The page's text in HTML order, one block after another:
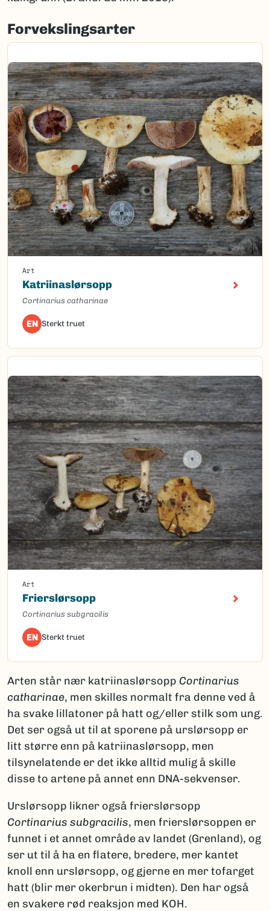
Forvekslingsarter
Art
Katriinaslørsopp
Cortinarius catharinae
EN Sterkt truet
Art
Frierslørsopp
Cortinarius subgracilis
EN Sterkt truet
Arten står nær katriinaslørsopp Cortinarius
catharinae, men skilles normalt fra denne ved å
ha svake lillatoner på hatt og/eller stilk som ung.
Det ser også ut til at sporene på urslørsopp er
litt større enn på katriinaslørsopp, men
tilsynelatende er det ikke alltid mulig å skille
disse to artene på annet enn DNA-sekvenser.
Urslørsopp likner også frierslørsopp
Cortinarius subgracilis, men frierslørsoppen er
funnet i et annet område av landet (Grenland), og
ser ut til å ha en flatere, bredere, mer kantet
knoll enn urslørsopp, og gjerne en mer tofarget
hatt (blir mer okerbrun i midten). Den har også
en svakere rød reaksjon med KOH.